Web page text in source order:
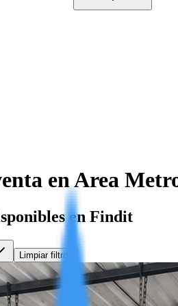
en Area
en Findit
Limpiar filtros